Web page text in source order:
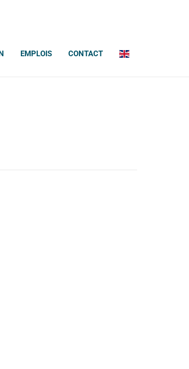
EMPLOIS CONTACT